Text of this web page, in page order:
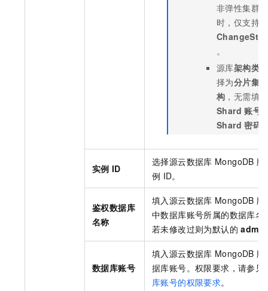
非弹性集群）
时，仅支持
。
源库架构类型
择为分片集
构 ，无需填写
Shard 账号
Shard 密码
实例 ID
选择源云数据库 MongoDB 版
例 ID。
鉴权数据库
名称
填入源云数据库 MongoDB 版
中数据库账号所属的数据库名
若未修改过则为默认的 admin
数据库账号
填入源云数据库 MongoDB 版
据库账号。权限要求，请参见
库账号的权限要求。